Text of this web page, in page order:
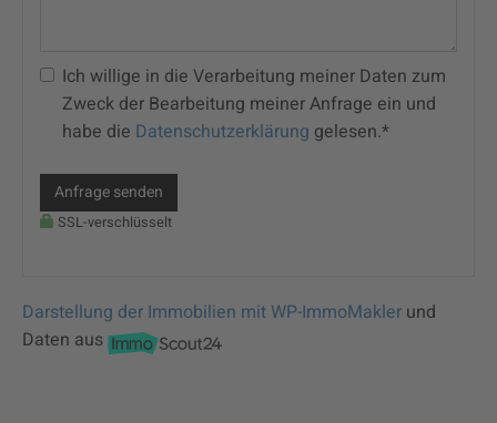
Ich willige in die Verarbeitung meiner Daten zum
Zweck der Bearbeitung meiner Anfrage ein und
habe die Datenschutzerklärung gelesen.*
Anfrage senden
SSL-verschlüsselt
Darstellung der Immobilien mit WP-ImmoMakler und
Daten aus